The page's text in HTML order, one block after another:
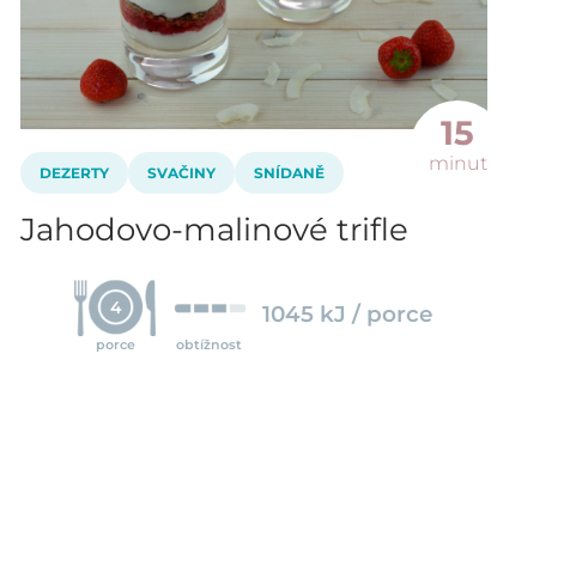
15
minut
DEZERTY SVAČINY SNÍDANĚ
Jahodovo-malinové trifle
4
porce obtížnost
1045 kJ / porce